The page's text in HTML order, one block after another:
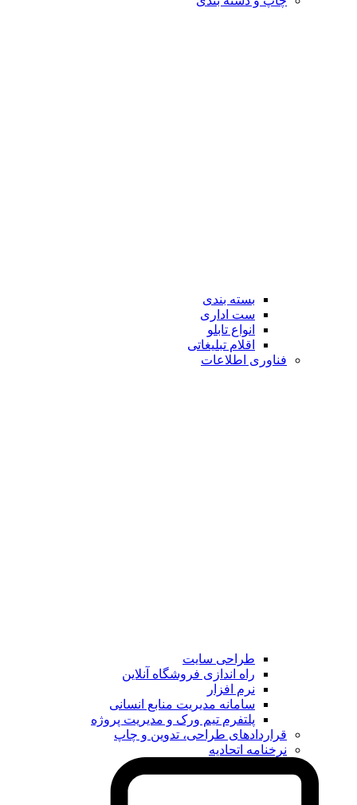
بسته بندی
ست اداری
انواع تابلو
اقلام تبلیغاتی
فناوری اطلاعات
طراحی سایت
راه اندازی فروشگاه آنلاین
نرم افزار
سامانه مدیریت منابع انسانی
پلتفرم تیم ورک و مدیریت پروژه
قراردادهای طراحی، تدوین و چاپ
نرخنامه اتحادیه